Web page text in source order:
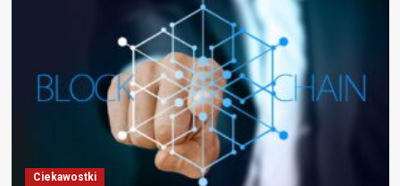
[opinie,
ceny,
instalacje]
Ciekawostki